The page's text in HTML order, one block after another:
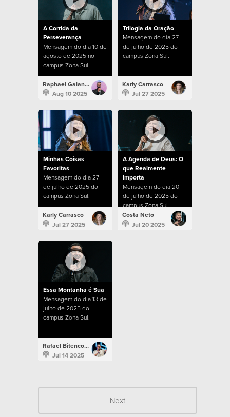
A Corrida da
Perseverança
Mensagem do dia 10 de
agosto de 2025 no
campus Zona Sul.
Raphael Galante
Aug 10 2025
Trilogia da Oração
Mensagem do dia 27
de julho de 2025 do
campus Zona Sul.
Karly Carrasco
Jul 27 2025
Minhas Coisas
Favoritas
Mensagem do dia 27
de julho de 2025 do
campus Zona Sul.
Karly Carrasco
Jul 27 2025
A Agenda de Deus: O
que Realmente
Importa
Mensagem do dia 20
de julho de 2025 do
campus Zona Sul.
Costa Neto
Jul 20 2025
Essa Montanha é Sua
Mensagem do dia 13 de
julho de 2025 do
campus Zona Sul.
Rafael Bitencourt
Jul 14 2025
Next